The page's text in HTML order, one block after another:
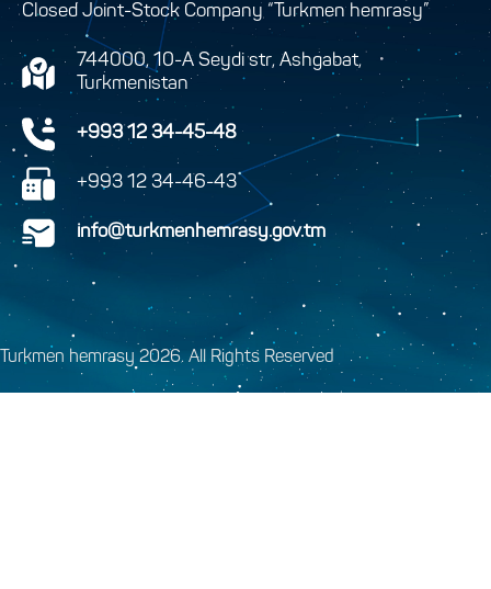
Closed Joint-Stock Company “Turkmen hemrasy”
744000, 10-A Seydi str, Ashgabat,
Turkmenistan
+993 12 34-45-48
+993 12 34-46-43
info@turkmenhemrasy.gov.tm
Turkmen hemrasy 2026. All Rights Reserved